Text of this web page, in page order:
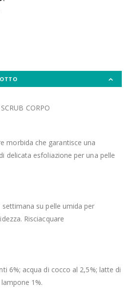
CORPO
morbida che garantisce una
delicata esfoliazione per una pelle
su pelle umida per
Risciacquare
6%; acqua di cocco al 2,5%; latte di
1%.